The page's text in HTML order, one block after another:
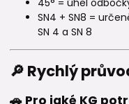
SN4 + SN8 =
SN 4 a SN 8
🔎 Rychlý
🚗 Pro jaké KG